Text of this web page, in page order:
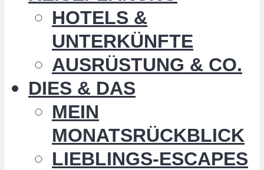
HOTELS &
UNTERKÜNFTE
AUSRÜSTUNG & CO.
DIES & DAS
MEIN
MONATSRÜCKBLICK
LIEBLINGS-ESCAPES